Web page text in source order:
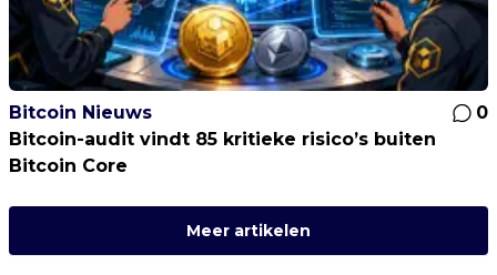
Bitcoin Nieuws
0
Bitcoin-audit vindt 85 kritieke risico’s buiten
Bitcoin Core
Meer artikelen